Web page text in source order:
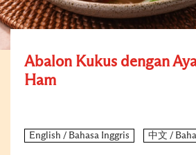
Abalon Kukus dengan
Ham